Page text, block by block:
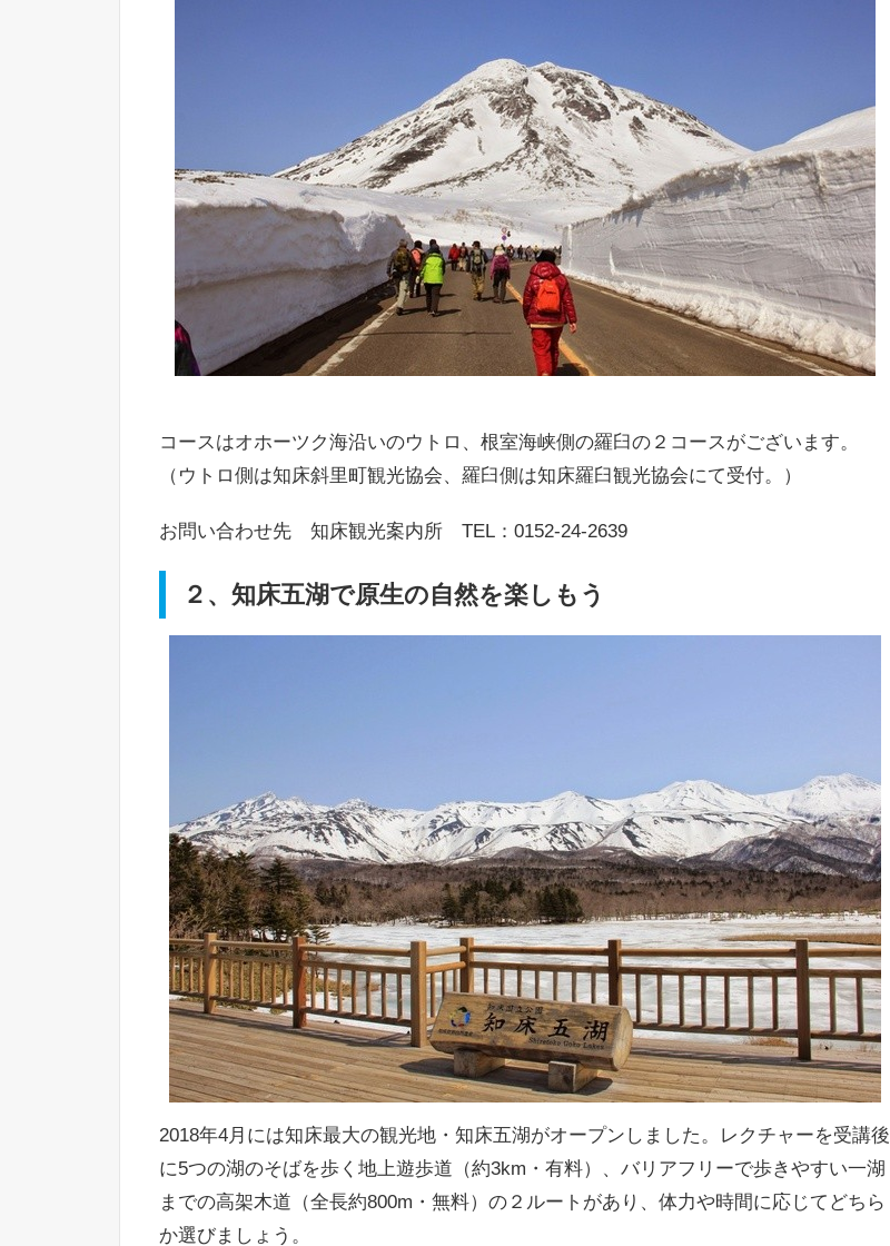
コースはオホーツク海沿いのウトロ、根室海峡側の羅臼の２コースがございます。
（ウトロ側は知床斜里町観光協会、羅臼側は知床羅臼観光協会にて受付。）
お問い合わせ先 知床観光案内所 TEL：0152-24-2639
２、知床五湖で原生の自然を楽しもう
2018年4月には知床最大の観光地・知床五湖がオープンしました。レクチャーを受講後
に5つの湖のそばを歩く地上遊歩道（約3km・有料）、バリアフリーで歩きやすい一湖
までの高架木道（全長約800m・無料）の２ルートがあり、体力や時間に応じてどちら
か選びましょう。